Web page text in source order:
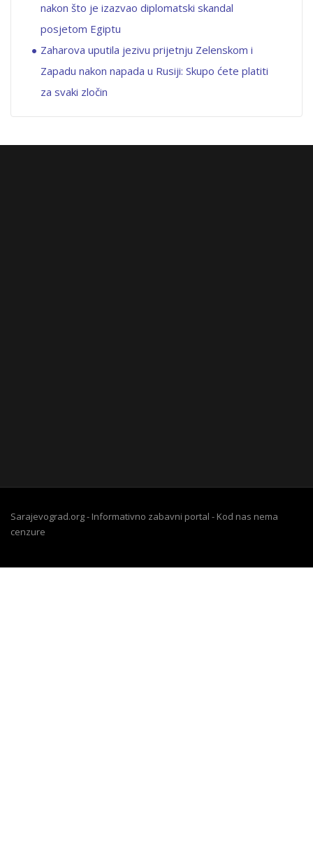
nakon što je izazvao diplomatski skandal
posjetom Egiptu
Zaharova uputila jezivu prijetnju Zelenskom i
Zapadu nakon napada u Rusiji: Skupo ćete platiti
za svaki zločin
Sarajevograd.org - Informativno zabavni portal - Kod nas nema
cenzure